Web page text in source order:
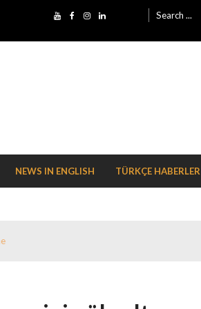
Search for:
NEWS IN ENGLISH TÜRKÇE HABERLER